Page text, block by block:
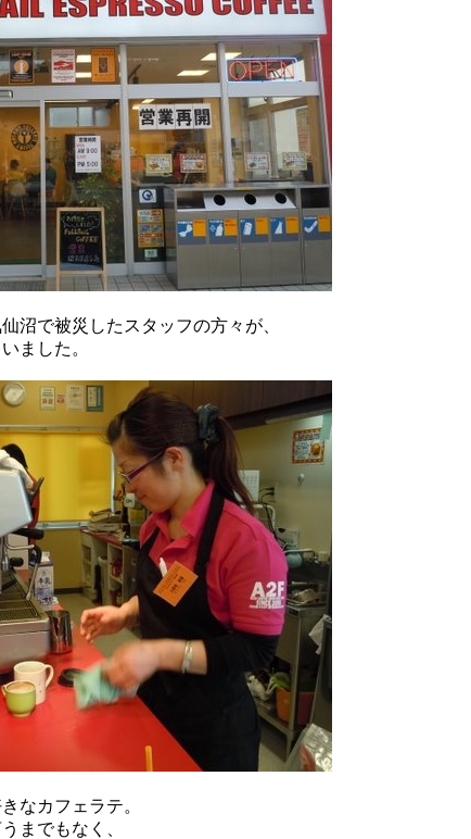
沼で被災したスタッフの方々が、
ました。
なカフェラテ。
までもなく、